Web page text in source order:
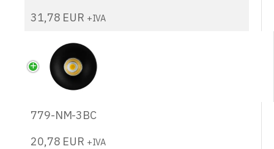
31,78 EUR +IVA
779-NM-3BC
20,78 EUR +IVA